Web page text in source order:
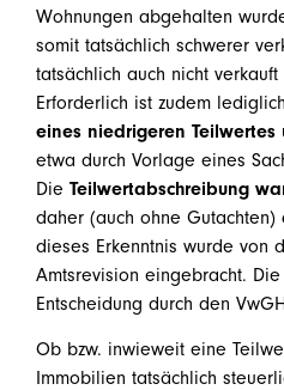
Wohnungen abgehalten
somit tatsächlich schwerer
tatsächlich auch nicht
Erforderlich ist zudem
eines niedrigeren Teilwertes
etwa durch Vorlage eines
Die Teilwertabschreibung
daher (auch ohne Gutachten)
dieses Erkenntnis wurde von
Amtsrevision eingebracht.
Entscheidung durch den
Ob bzw. inwieweit eine
Immobilien tatsächlich